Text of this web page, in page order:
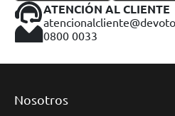
ATENCIÓN AL CLIENTE
0800 0033
Nosotros